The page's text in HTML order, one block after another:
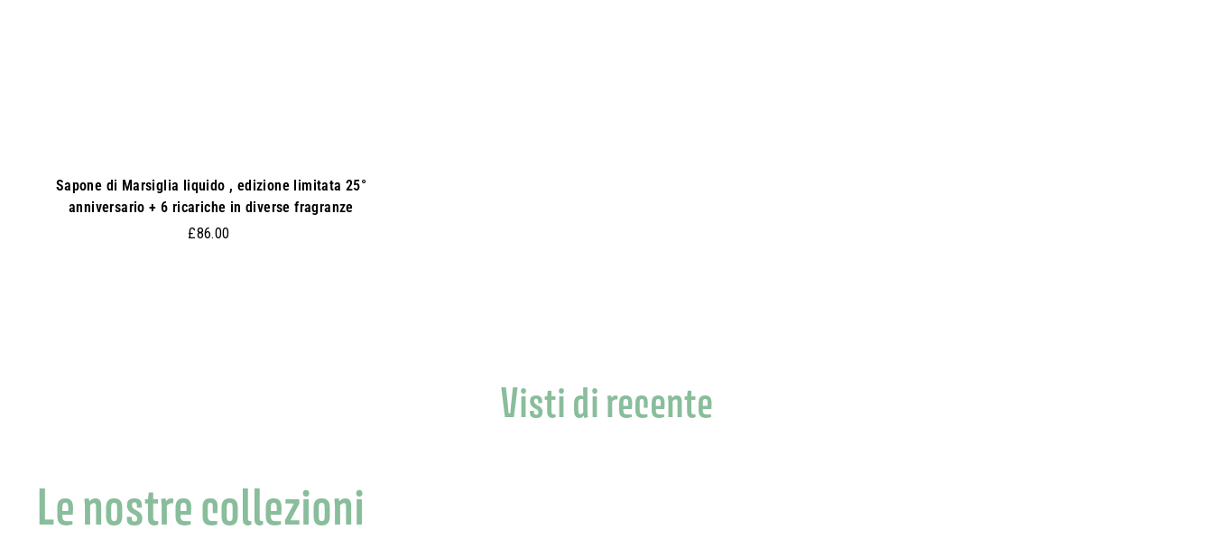
Sapone di Marsiglia liquido , edizione limitata 25°
anniversario + 6 ricariche in diverse fragranze
£86.00
Visti di recente
Le nostre collezioni